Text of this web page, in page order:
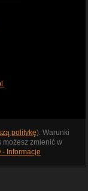
politykę). Warunki
zmienić w
- Informacje